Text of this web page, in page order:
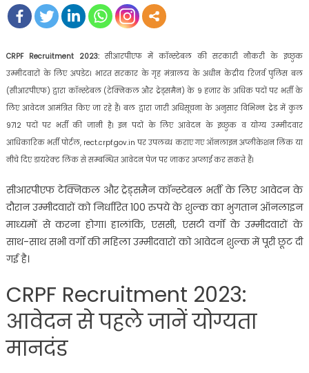
CRPF Recruitment 2023:सीआरपीएफ में कॉन्स्टेबल की सरकारी नौकरी के इच्छुक
उम्मीदवारों के लिए अपडेट। भारत सरकार के गृह मंत्रालय के अधीन केंद्रीय रिजर्व पुलिस बल
(सीआरपीएफ) द्वारा कॉन्स्टेबल (टेक्निकल और ट्रेड्समैन) के 9 हजार के अधिक पदों पर भर्ती के
लिए आवेदन आमंत्रित किए जा रहे हैं। बल द्वारा जारी अधिसूचना के अनुसार विभिन्न ट्रेड में कुल
9712 पदों पर भर्ती की जानी है। इन पदों के लिए आवेदन के इच्छुक व योग्य उम्मीदवार
आधिकारिक भर्ती पोर्टल, rect.crpf.gov.in पर उपलब्ध कराए गए ऑनलाइन अप्लीकेशन लिंक या
नीचे दिए डायरेक्ट लिंक से सम्बन्धित आवेदन पेज पर जाकर अप्लाई कर सकते हैं।
सीआरपीएफ टेक्निकल और ट्रेड्समैन कॉन्स्टेबल भर्ती के लिए आवेदन के
दौरान उम्मीदवारों को निर्धारित 100 रुपये के शुल्क का भुगतान ऑनलाइन
माध्यमों से करना होगा। हालांकि, एससी, एसटी वर्गों के उम्मीदवारों के
साथ-साथ सभी वर्गों की महिला उम्मीदवारों को आवेदन शुल्क में पूरी छूट दी
गई है।
CRPF Recruitment 2023:
आवेदन से पहले जानें योग्यता
मानदंड